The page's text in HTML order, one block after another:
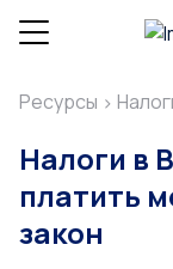
Ресурсы >
Налоги в
платить
закон